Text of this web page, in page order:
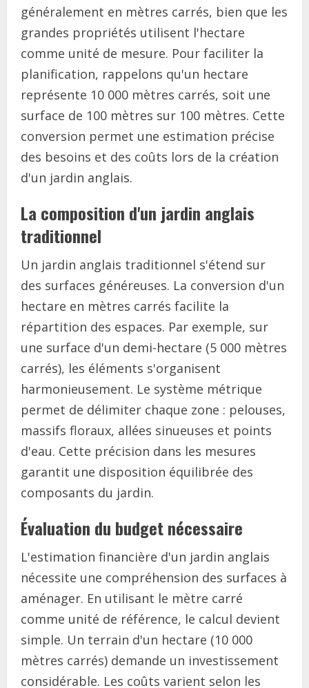
généralement en mètres carrés, bien que les
grandes propriétés utilisent l'hectare
comme unité de mesure. Pour faciliter la
planification, rappelons qu'un hectare
représente 10 000 mètres carrés, soit une
surface de 100 mètres sur 100 mètres. Cette
conversion permet une estimation précise
des besoins et des coûts lors de la création
d'un jardin anglais.
La composition d'un jardin anglais
traditionnel
Un jardin anglais traditionnel s'étend sur
des surfaces généreuses. La conversion d'un
hectare en mètres carrés facilite la
répartition des espaces. Par exemple, sur
une surface d'un demi-hectare (5 000 mètres
carrés), les éléments s'organisent
harmonieusement. Le système métrique
permet de délimiter chaque zone : pelouses,
massifs floraux, allées sinueuses et points
d'eau. Cette précision dans les mesures
garantit une disposition équilibrée des
composants du jardin.
Évaluation du budget nécessaire
L'estimation financière d'un jardin anglais
nécessite une compréhension des surfaces à
aménager. En utilisant le mètre carré
comme unité de référence, le calcul devient
simple. Un terrain d'un hectare (10 000
mètres carrés) demande un investissement
considérable. Les coûts varient selon les